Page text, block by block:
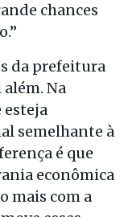
chances
da prefeitura
Na
esteja
semelhante à
é que
econômica
mais com a